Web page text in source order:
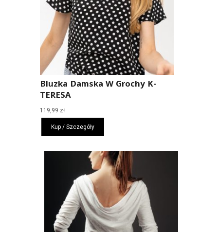
Bluzka Damska W Grochy K-
TERESA
119,99 zł
Kup / Szczegóły